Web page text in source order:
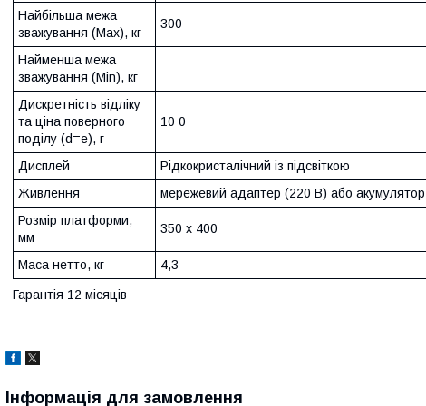
Найбільша межа
зважування (Max), кг
300
Найменша межа
зважування (Min), кг
Дискретність відліку
та ціна поверного
поділу (d=e), г
10 0
Дисплей
Рідкокристалічний із підсвіткою
Живлення
мережевий адаптер (220 В) або
Розмір платформи,
мм
350 х 400
Маса нетто, кг 4,3
Гарантія 12 місяців
Інформація для замовлення